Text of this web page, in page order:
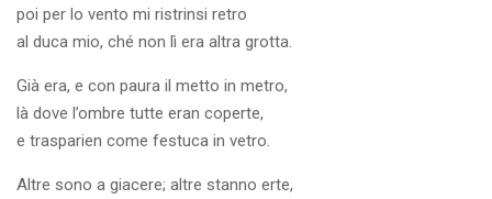
poi per lo vento mi ristrinsi retro
al duca mio, ché non lì era altra grotta.
Già era, e con paura il metto in metro,
là dove l’ombre tutte eran coperte,
e trasparien come festuca in vetro.
Altre sono a giacere; altre stanno erte,